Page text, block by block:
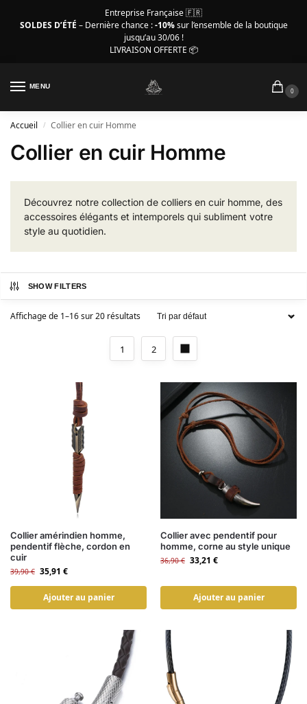
Entreprise Française 🇫🇷
SOLDES D’ÉTÉ – Dernière chance :-10%sur l’ensemble de la boutique
jusqu’au 30/06 !
LIVRAISON OFFERTE 📦
MENU
0
Accueil / Collier en cuir Homme
Collier en cuir Homme
Découvrez notre collection de colliers en cuir homme, des
accessoires élégants et intemporels qui subliment votre
style au quotidien.
SHOW FILTERS
Affichage de 1–16 sur 20 résultats
1 2
Collier amérindien homme,
pendentif flèche, cordon en
cuir
39,90€ 35,91 €
Ajouter au panier
Collier avec pendentif pour
homme, corne au style unique
36,90€ 33,21 €
Ajouter au panier